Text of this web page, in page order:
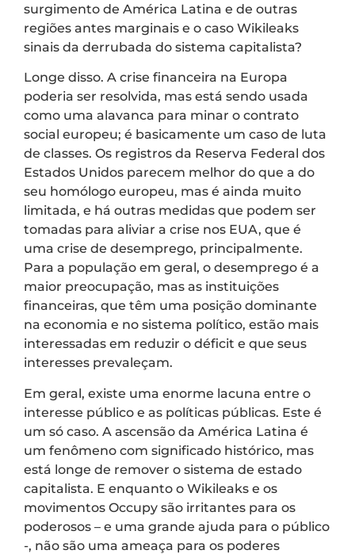
surgimento de América Latina e de outras
regiões antes marginais e o caso Wikileaks
sinais da derrubada do sistema capitalista?
Longe disso. A crise financeira na Europa
poderia ser resolvida, mas está sendo usada
como uma alavanca para minar o contrato
social europeu; é basicamente um caso de luta
de classes. Os registros da Reserva Federal dos
Estados Unidos parecem melhor do que a do
seu homólogo europeu, mas é ainda muito
limitada, e há outras medidas que podem ser
tomadas para aliviar a crise nos EUA, que é
uma crise de desemprego, principalmente.
Para a população em geral, o desemprego é a
maior preocupação, mas as instituições
financeiras, que têm uma posição dominante
na economia e no sistema político, estão mais
interessadas em reduzir o déficit e que seus
interesses prevaleçam.
Em geral, existe uma enorme lacuna entre o
interesse público e as políticas públicas. Este é
um só caso. A ascensão da América Latina é
um fenômeno com significado histórico, mas
está longe de remover o sistema de estado
capitalista. E enquanto o Wikileaks e os
movimentos Occupy são irritantes para os
poderosos – e uma grande ajuda para o público
-, não são uma ameaça para os poderes